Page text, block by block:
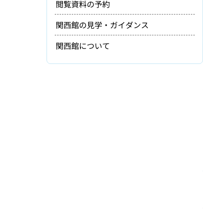
閲覧資料の予約
関西館の見学・ガイダンス
関西館について